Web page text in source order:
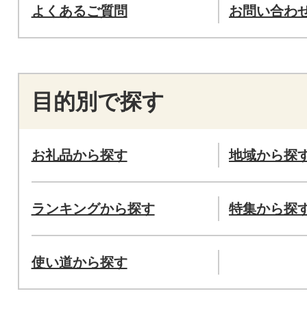
よくあるご質問 お問い合わ
目的別で探す
お礼品から探す 地域から探
ランキングから探す 特集から探
使い道から探す